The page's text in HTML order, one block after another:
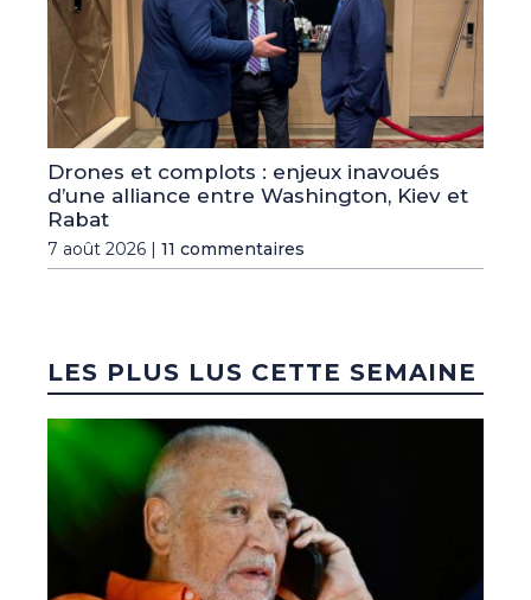
Drones et complots : enjeux inavoués
d’une alliance entre Washington, Kiev et
Rabat
7 août 2026 | 11 commentaires
LES PLUS LUS CETTE SEMAINE